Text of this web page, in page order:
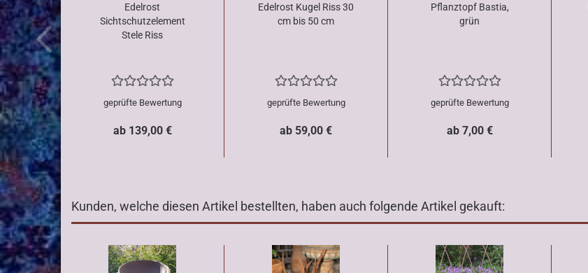
Edelrost
Sichtschutzelement
Stele Riss
geprüfte Bewertung
ab 139,00 €
Edelrost Kugel Riss 30
cm bis 50 cm
geprüfte Bewertung
ab 59,00 €
Pflanztopf Bastia,
grün
geprüfte Bewertung
ab 7,00 €
Kunden, welche diesen Artikel bestellten, haben auch folgende Artikel gekauft: